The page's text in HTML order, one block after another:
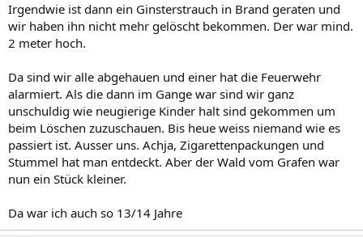
Irgendwie ist dann ein Ginsterstrauch in Brand geraten und
wir haben ihn nicht mehr gelöscht bekommen. Der war mind.
2 meter hoch.
Da sind wir alle abgehauen und einer hat die Feuerwehr
alarmiert. Als die dann im Gange war sind wir ganz
unschuldig wie neugierige Kinder halt sind gekommen um
beim Löschen zuzuschauen. Bis heue weiss niemand wie es
passiert ist. Ausser uns. Achja, Zigarettenpackungen und
Stummel hat man entdeckt. Aber der Wald vom Grafen war
nun ein Stück kleiner.
Da war ich auch so 13/14 Jahre